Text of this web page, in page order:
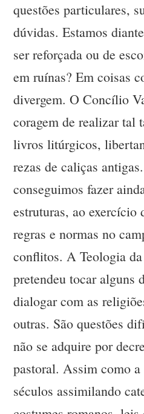
questões particulares,
dúvidas. Estamos
ser reforçada ou de
em ruínas? Em coisas
divergem. O Concílio
coragem de realizar tal
livros litúrgicos,
rezas de caliças
conseguimos fazer
estruturas, ao exercício
regras e normas no
conflitos. A Teologia
pretendeu tocar alguns
dialogar com as
outras. São questões
não se adquire por
pastoral. Assim como
séculos assimilando